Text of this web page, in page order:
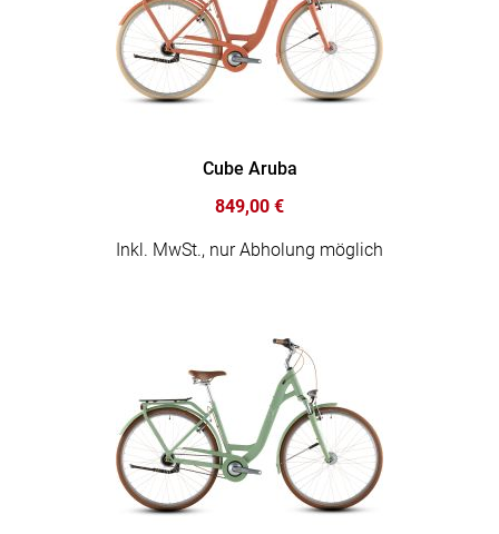
Cube Aruba
849,00 €
Inkl. MwSt., nur Abholung möglich